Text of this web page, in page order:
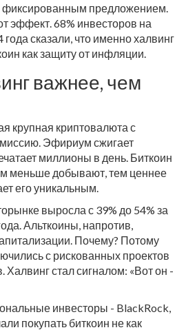
фиксированным предложением.
эффект. 68% инвесторов на
сказали, что именно халвинг
как защиту от инфляции.
важнее, чем
крупная криптовалюта с
Эфириум сжигает
миллионы в день. Биткоин
меньше добывают, тем ценнее
его уникальным.
выросла с 39% до 54% за
Альткоины, напротив,
Почему? Потому
с рискованных проектов
Халвинг стал сигналом: «Вот он -
инвесторы - BlackRock,
покупать биткоин не как